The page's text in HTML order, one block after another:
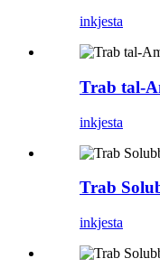
inkjesta
Trab tal-
inkjesta
Trab
inkjesta